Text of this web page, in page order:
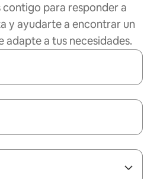
para responder a
y ayudarte a encontrar un
adapte a tus necesidades.